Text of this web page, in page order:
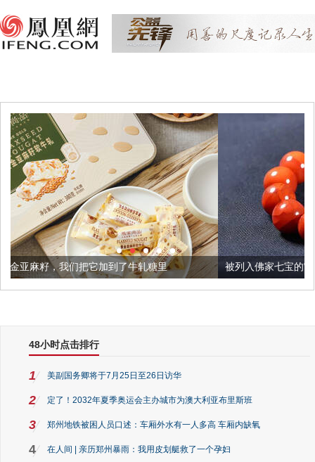
加到了牛轧糖里 被列入佛家七宝的它到底有多美？
48小时点击排行
1 美副国务卿将于7月25日至26日访华
2 定了！2032年夏季奥运会主办城市为澳大利亚布里斯班
3 郑州地铁被困人员口述：车厢外水有一人多高 车厢内缺氧
4 在人间 | 亲历郑州暴雨：我用皮划艇救了一个孕妇